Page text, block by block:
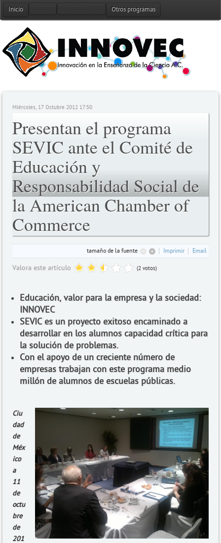
Inicio Otros programas
Miércoles, 17 Octubre 2012 17:50
Presentan el programa
SEVIC ante el Comité de
Educación y
Responsabilidad Social de
la American Chamber of
Commerce
tamaño de la fuente Imprimir Email
Valora este artículo (2 votos)
Educación, valor para la empresa y la sociedad:
INNOVEC
SEVIC es un proyecto exitoso encaminado a
desarrollar en los alumnos capacidad crítica para
la solución de problemas.
Con el apoyo de un creciente número de
empresas trabajan con este programa medio
millón de alumnos de escuelas públicas.
Ciu
dad
de
Méx
ico
a
11
de
octu
bre
de
201